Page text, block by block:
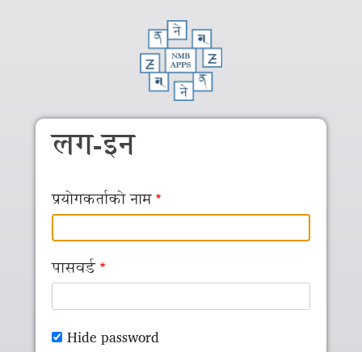
लग-इन
प्रयोगकर्ताको नाम
पासवर्ड
Hide password